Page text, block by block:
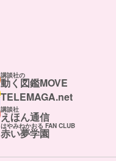
講談社の
動く図鑑MOVE
TELEMAGA.net
講談社
えほん通信
はやみねかおる FAN CLUB
赤い夢学園